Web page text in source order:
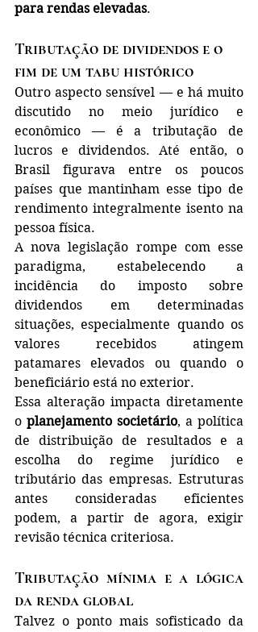
para rendas elevadas.
Tributação de dividendos e o
fim de um tabu histórico
Outro aspecto sensível — e há muito
discutido no meio jurídico e
econômico — é a tributação de
lucros e dividendos. Até então, o
Brasil figurava entre os poucos
países que mantinham esse tipo de
rendimento integralmente isento na
pessoa física.
A nova legislação rompe com esse
paradigma, estabelecendo a
incidência do imposto sobre
dividendos em determinadas
situações, especialmente quando os
valores recebidos atingem
patamares elevados ou quando o
beneficiário está no exterior.
Essa alteração impacta diretamente
o planejamento societário, a política
de distribuição de resultados e a
escolha do regime jurídico e
tributário das empresas. Estruturas
antes consideradas eficientes
podem, a partir de agora, exigir
revisão técnica criteriosa.
Tributação mínima e a lógica
da renda global
Talvez o ponto mais sofisticado da